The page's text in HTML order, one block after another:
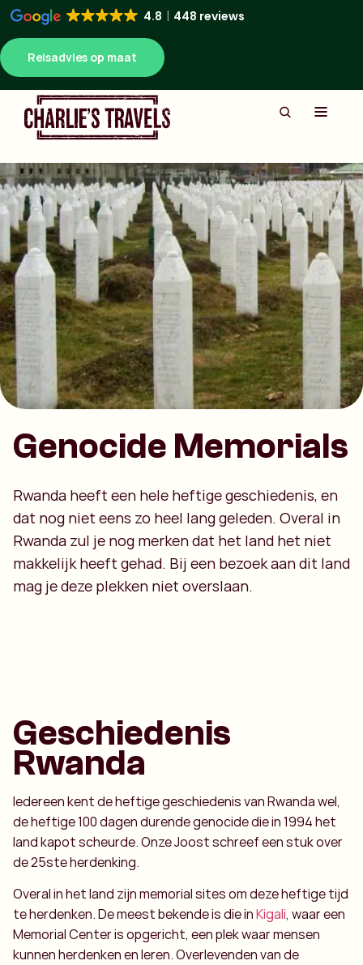
4.8 448 reviews
Reisadvies op maat
Genocide Memorials
Rwanda heeft een hele heftige geschiedenis, en
dat nog niet eens zo heel lang geleden. Overal in
Rwanda zul je nog merken dat het land het niet
makkelijk heeft gehad. Bij een bezoek aan dit land
mag je deze plekken niet overslaan.
Geschiedenis
Rwanda
Iedereen kent de heftige geschiedenis van Rwanda wel,
de heftige 100 dagen durende genocide die in 1994 het
land kapot scheurde. Onze Joost schreef een stuk over
de 25ste herdenking.
Overal in het land zijn memorial sites om deze heftige tijd
te herdenken. De meest bekende is die inKigali, waar een
Memorial Center is opgericht, een plek waar mensen
kunnen herdenken en leren. Overlevenden van de